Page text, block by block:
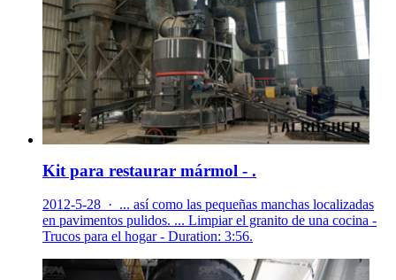
Kit para restaurar mármol - .
2012-5-28 · ... así como las pequeñas manchas localizadas
en pavimentos pulidos. ... Limpiar el granito de una cocina -
Trucos para el hogar - Duration: 3:56.